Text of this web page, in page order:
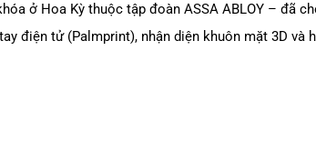
ở Hoa Kỳ thuộc tập đoàn ASSA ABLOY – đã
điện tử (Palmprint), nhận diện khuôn mặt 3D và